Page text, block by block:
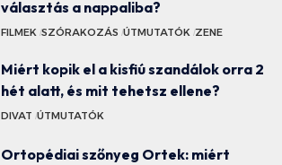
választás a nappaliba?
FILMEK SZÓRAKOZÁS ÚTMUTATÓK ZENE
Miért kopik el a kisfiú szandálok orra 2
hét alatt, és mit tehetsz ellene?
DIVAT ÚTMUTATÓK
Ortopédiai szőnyeg Ortek: miért